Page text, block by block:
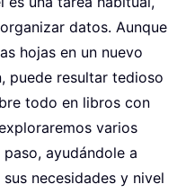
datos. Aunque
hojas en un nuevo
puede resultar tedioso
todo en libros con
varios
ayudándole a
necesidades y nivel